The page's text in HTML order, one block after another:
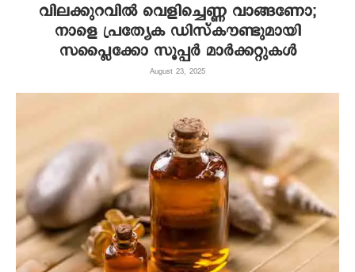
വിലക്കുറവിൽ വെളിച്ചെണ്ണ വാങ്ങണോ;
നാളെ പ്രത്യേക ഡിസ്കൗണ്ടുമായി
സപ്ലൈക്കോ സൂപ്പർ മാർക്കറ്റുകൾ
August 23, 2025